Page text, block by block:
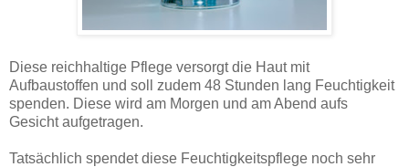
Diese reichhaltige Pflege versorgt die Haut mit
Aufbaustoffen und soll zudem 48 Stunden lang Feuchtigkeit
spenden. Diese wird am Morgen und am Abend aufs
Gesicht aufgetragen.
Tatsächlich spendet diese Feuchtigkeitspflege noch sehr